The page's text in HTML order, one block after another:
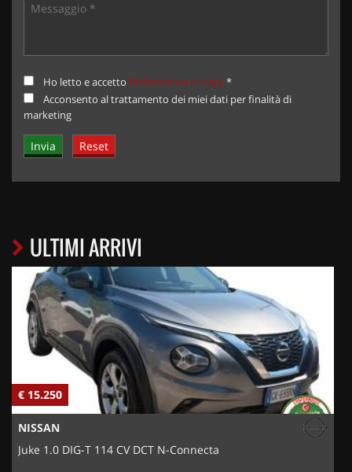
Ho letto e accetto l'informativa privacy*
Acconsento al trattamento dei miei dati per finalità di
marketing
ULTIMI ARRIVI
€ 15.250
NISSAN
Juke 1.0 DIG-T 114 CV DCT N-Connecta